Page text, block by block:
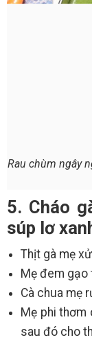
Rau chùm ngây
5. Cháo
súp lơ
Thịt gà mẹ
Mẹ đem gạo
Cà chua mẹ
Mẹ phi thơm
sau đó cho